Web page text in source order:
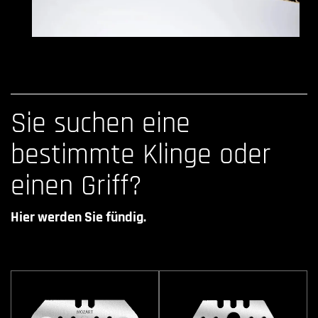
Sie suchen eine
bestimmte Klinge oder
einen Griff?
Hier werden Sie fündig.